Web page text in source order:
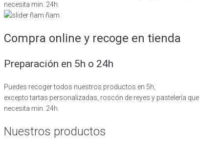
necesita min. 24h.
Compra online y recoge en tienda
Preparación en 5h o 24h
Puedes recoger todos nuestros productos en 5h,
excepto tartas personalizadas, roscón de reyes y pastelería que
necesita min. 24h.
Nuestros productos